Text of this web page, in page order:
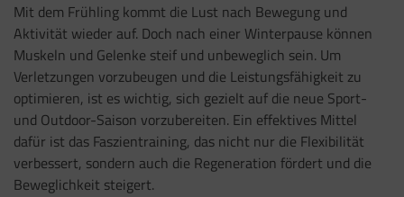
Mit dem Frühling kommt die Lust nach Bewegung und
Aktivität wieder auf. Doch nach einer Winterpause können
Muskeln und Gelenke steif und unbeweglich sein. Um
Verletzungen vorzubeugen und die Leistungsfähigkeit zu
optimieren, ist es wichtig, sich gezielt auf die neue Sport-
und Outdoor-Saison vorzubereiten. Ein effektives Mittel
dafür ist das Faszientraining, das nicht nur die Flexibilität
verbessert, sondern auch die Regeneration fördert und die
Beweglichkeit steigert.